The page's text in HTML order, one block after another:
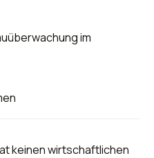
im
keinen wirtschaftlichen